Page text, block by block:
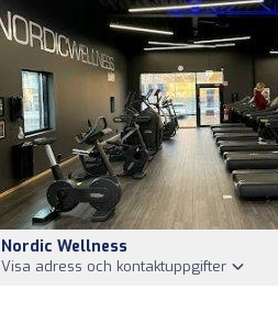
Nordic Wellness
Visa adress och kontaktuppgifter